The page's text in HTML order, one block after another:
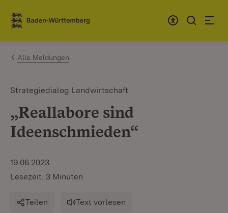
Zum Inhalt springen
Link zur Startseite
Alle Meldungen
Strategiedialog Landwirtschaft
„Reallabore sind
Ideenschmieden“
19.06.2023
Lesezeit: 3 Minuten
Teilen Text vorlesen